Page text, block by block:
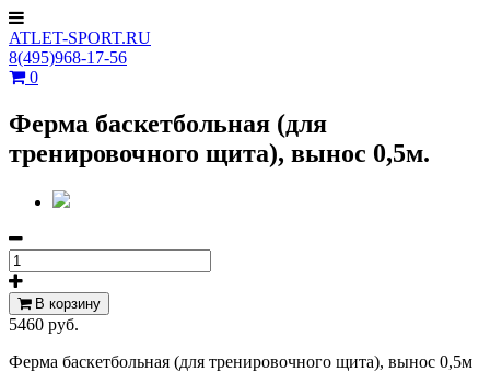
ATLET-SPORT.RU
8(495)968-17-56
0
Ферма баскетбольная (для
тренировочного щита), вынос 0,5м.
В корзину
5460 руб.
Ферма баскетбольная (для тренировочного щита), вынос 0,5м